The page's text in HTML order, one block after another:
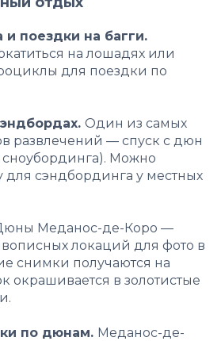
и поездки на багги.
на лошадях или
для поездки по
Один из самых
развлечений — спуск с дюн
сноубординга). Можно
для сэндбординга у местных
Меданос-де-Коро —
локаций для фото в
снимки получаются на
окрашивается в золотистые
по дюнам. Меданос-де-